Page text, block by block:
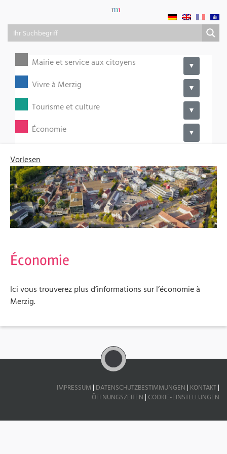
Mairie et service aux citoyens ▼
Vivre à Merzig ▼
Tourisme et culture ▼
Économie ▼
Vorlesen
Économie
Ici vous trouverez plus d’informations sur l’économie à
Merzig.
IMPRESSUM | DATENSCHUTZBESTIMMUNGEN | KONTAKT|
ÖFFNUNGSZEITEN |COOKIE-EINSTELLUNGEN